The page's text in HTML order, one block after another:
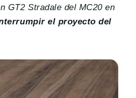
GT2 Stradale del MC20 en
el proyecto del